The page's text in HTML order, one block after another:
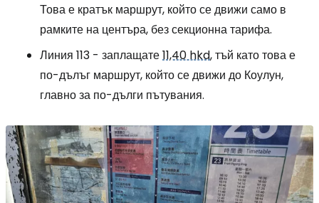
Това е кратък маршрут, който се движи само в
рамките на центъра, без секционна тарифа.
Линия 113 - заплащате11,40 hkd, тъй като това е
по-дълъг маршрут, който се движи до Коулун,
главно за по-дълги пътувания.